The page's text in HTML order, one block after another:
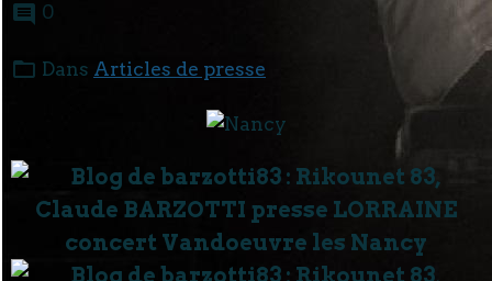
0
Dans Articles de presse